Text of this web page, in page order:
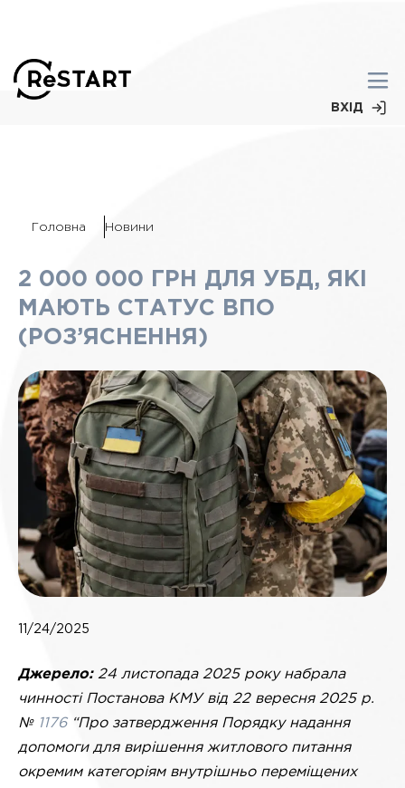
ВХІД
Головна Новини
2 000 000 ГРН ДЛЯ УБД, ЯКІ
МАЮТЬ СТАТУС ВПО
(РОЗ’ЯСНЕННЯ)
11/24/2025
Джерело:24 листопада 2025 року набрала
чинності Постанова КМУ від 22 вересня 2025 р.
№ 1176“Про затвердження Порядку надання
допомоги для вирішення житлового питання
окремим категоріям внутрішньо переміщених